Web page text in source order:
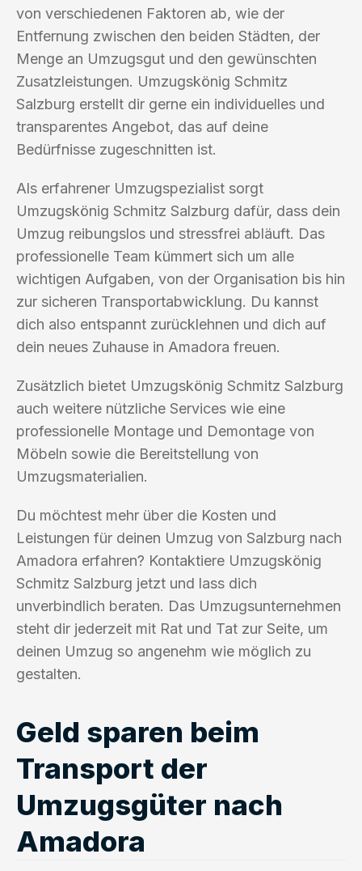
von verschiedenen Faktoren ab, wie der
Entfernung zwischen den beiden Städten, der
Menge an Umzugsgut und den gewünschten
Zusatzleistungen. Umzugskönig Schmitz
Salzburg erstellt dir gerne ein individuelles und
transparentes Angebot, das auf deine
Bedürfnisse zugeschnitten ist.
Als erfahrener Umzugspezialist sorgt
Umzugskönig Schmitz Salzburg dafür, dass dein
Umzug reibungslos und stressfrei abläuft. Das
professionelle Team kümmert sich um alle
wichtigen Aufgaben, von der Organisation bis hin
zur sicheren Transportabwicklung. Du kannst
dich also entspannt zurücklehnen und dich auf
dein neues Zuhause in Amadora freuen.
Zusätzlich bietet Umzugskönig Schmitz Salzburg
auch weitere nützliche Services wie eine
professionelle Montage und Demontage von
Möbeln sowie die Bereitstellung von
Umzugsmaterialien.
Du möchtest mehr über die Kosten und
Leistungen für deinen Umzug von Salzburg nach
Amadora erfahren? Kontaktiere Umzugskönig
Schmitz Salzburg jetzt und lass dich
unverbindlich beraten. Das Umzugsunternehmen
steht dir jederzeit mit Rat und Tat zur Seite, um
deinen Umzug so angenehm wie möglich zu
gestalten.
Geld sparen beim
Transport der
Umzugsgüter nach
Amadora